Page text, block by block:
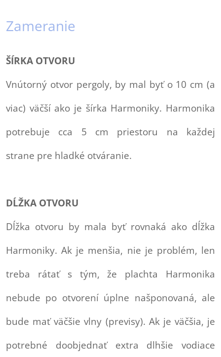
Zameranie
ŠÍRKA OTVORU
Vnútorný otvor pergoly, by mal byť o 10 cm (a
viac) väčší ako je šírka Harmoniky. Harmonika
potrebuje cca 5 cm priestoru na každej
strane pre hladké otváranie.
DĹŽKA OTVORU
Dĺžka otvoru by mala byť rovnaká ako dĺžka
Harmoniky. Ak je menšia, nie je problém, len
treba rátať s tým, že plachta Harmonika
nebude po otvorení úplne našponovaná, ale
bude mať väčšie vlny (previsy). Ak je väčšia, je
potrebné doobjednať extra dlhšie vodiace